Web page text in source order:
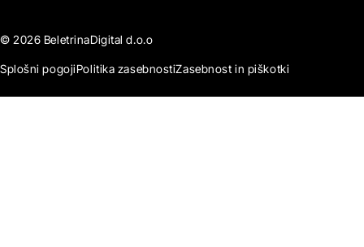
© 2026 BeletrinaDigital d.o.o
Splošni pogojiPolitika zasebnostiZasebnost in piškotki